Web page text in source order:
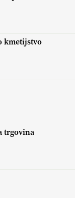
kmetijstvo
trgovina